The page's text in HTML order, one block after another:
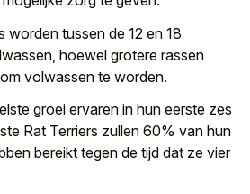
worden tussen de 12 en 18
hoewel grotere rassen
volwassen te worden.
groei ervaren in hun eerste zes
Rat Terriers zullen 60% van hun
bereikt tegen de tijd dat ze vier